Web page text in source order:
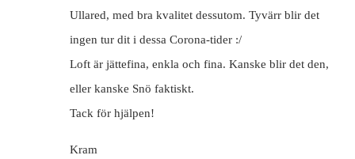
Ullared, med bra kvalitet dessutom. Tyvärr blir det
ingen tur dit i dessa Corona-tider :/
Loft är jättefina, enkla och fina. Kanske blir det den,
eller kanske Snö faktiskt.
Tack för hjälpen!
Kram